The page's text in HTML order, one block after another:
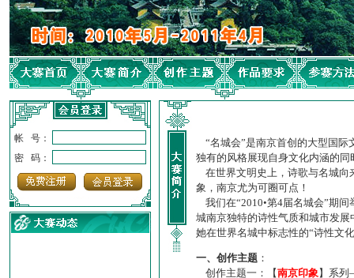
帐 号：
密 码：
“名城会”是南京首创的大型国际
独有的风格展现自身文化内涵的
在世界文明史上，诗歌与名城向
象，南京尤为可圈可点！
我们在“2010•第4届名城会”期
城南京独特的诗性气质和城市发
她在世界名城中标志性的“诗性文
一、创作主题 ：
创作主题一：【南京印象】系